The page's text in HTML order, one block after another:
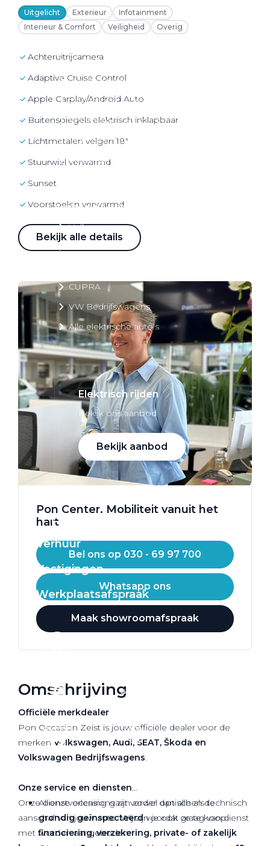
Over elektrisch rijden
Bijtelling en belastingvoordelen
Onderhoud en kosten
Shuttel laadoplossingen
Duurzaamheid
Voordelen
Aanbod elektrisch
Volkswagen
CUPRA
VW Bedrijfswagens
Alle elektrische auto's
Elektrisch rijden
Bekijk ons aanbod
Bekijk aanbod
Elektrisch rijden
Verhuur
Vestigingen
Werkplaatsafspraak
Uitgelicht Exterieur
Infotainment
Interieur & Comfort
Veiligheid Overig
Achteruitrijcamera
Adaptive Cruise Control
Apple Carplay/Android Auto
buitenspiegels elektrisch inklapbaar
lichtmetalen velgen 18"
stuurwiel verwarmd
Sunset
voorstoelen verwarmd
Bekijk alle details
Pon Center. Mobiliteit vanuit het
hart
Bel ons op 030 - 69 97 700
Whatsapp ons
Maak showroomafspraak
Omschrijving
Officiële merkdealer
Pon Occasion Zeist is jouw officiële dealer voor de
merken Volkswagen, Audi, SEAT, Škoda en
Volkswagen Bedrijfswagens.
Onze service en diensten
Onze dienstverlening gaat verder dan alleen de
aanschaf van jouw auto. Wij zijn je ook graag van dienst
met financiering, verzekering, private- of zakelijk
Al onze occasions zijn zowel optisch als technisch
grondig geïnspecteerdvoordat ze te koop
worden aangeboden.